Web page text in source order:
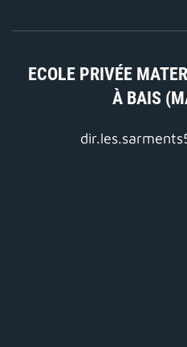
ECOLE PRIVÉE
À BAIS